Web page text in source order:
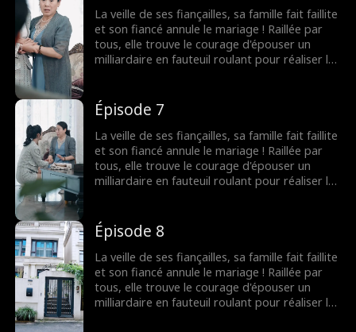
La veille de ses fiançailles, sa famille fait faillite
et son fiancé annule le mariage ! Raillée par
tous, elle trouve le courage d'épouser un
milliardaire en fauteuil roulant pour réaliser le
n'était pas du tout handicapé !
Épisode 7
La veille de ses fiançailles, sa famille fait faillite
et son fiancé annule le mariage ! Raillée par
tous, elle trouve le courage d'épouser un
milliardaire en fauteuil roulant pour réaliser le
n'était pas du tout handicapé !
Épisode 8
La veille de ses fiançailles, sa famille fait faillite
et son fiancé annule le mariage ! Raillée par
tous, elle trouve le courage d'épouser un
milliardaire en fauteuil roulant pour réaliser le